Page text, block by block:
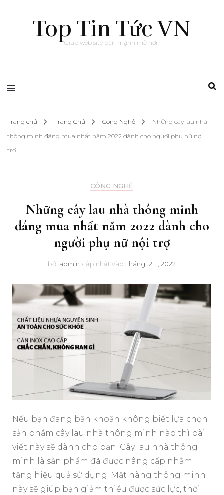
Top Tin Tức VN
Giúp web site bạn mạnh mẽ hơn
Trang chủ Trang Chủ Công Nghệ
Những cây lau nhà
thông minh đáng mua nhất năm 2022 dành cho người phụ nữ nội
trợ
CÔNG NGHỆ
Những cây lau nhà thông minh
đáng mua nhất năm 2022 dành cho
người phụ nữ nội trợ
bởi admin cập nhật vào Tháng 12 11, 2022
Nếu bạn đang băn khoăn không biết lựa chọn
sản phẩm cây lau nhà thông minh nào thì bài
viết này sẽ dành cho bạn. Cây lau nhà thông
minh là sản phẩm đã được nâng cấp nhằm
tăng hiệu quả sử dụng. Mặt hàng thông minh
này sẽ giúp bạn giảm thiểu được sức lực, thời